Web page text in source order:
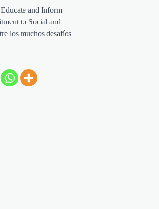
and Inform
to Social and
los muchos desafíos